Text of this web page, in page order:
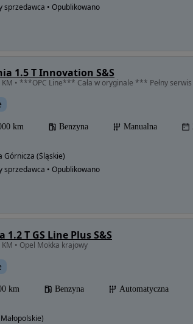
sprzedawca • Opublikowano
1.5 T Innovation S&S
km Benzyna Manualna
Górnicza (Śląskie)
sprzedawca • Opublikowano
1.2 T GS Line Plus S&S
• Opel Mokka krajowy
km Benzyna Automatyczna